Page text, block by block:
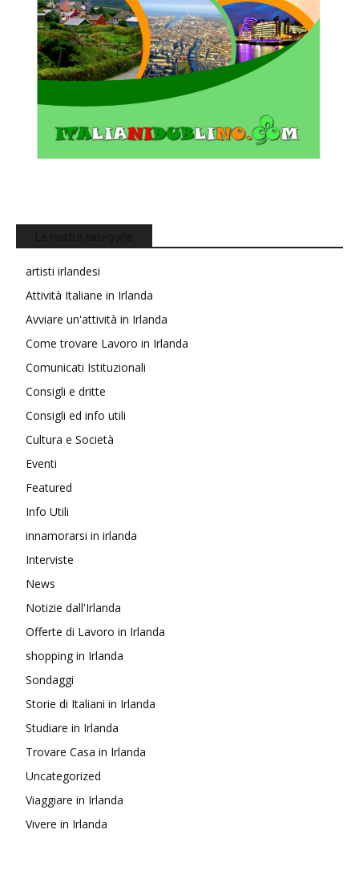
artisti irlandesi
Attività Italiane in Irlanda
Avviare un'attività in Irlanda
Come trovare Lavoro in Irlanda
Comunicati Istituzionali
Consigli e dritte
Consigli ed info utili
Cultura e Società
Eventi
Featured
Info Utili
innamorarsi in irlanda
Interviste
News
Notizie dall'Irlanda
Offerte di Lavoro in Irlanda
shopping in Irlanda
Sondaggi
Storie di Italiani in Irlanda
Studiare in Irlanda
Trovare Casa in Irlanda
Uncategorized
Viaggiare in Irlanda
Vivere in Irlanda